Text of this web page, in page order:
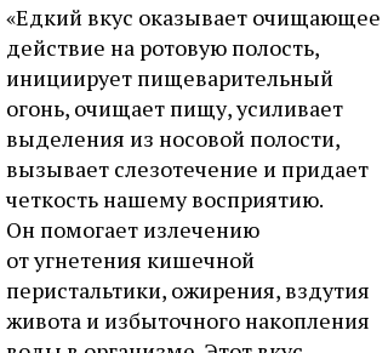
«Едкий вкус оказывает очищающее
действие на ротовую полость,
инициирует пищеварительный
огонь, очищает пищу, усиливает
выделения из носовой полости,
вызывает слезотечение и придает
четкость нашему восприятию.
Он помогает излечению
от угнетения кишечной
перистальтики, ожирения, вздутия
живота и избыточного накопления